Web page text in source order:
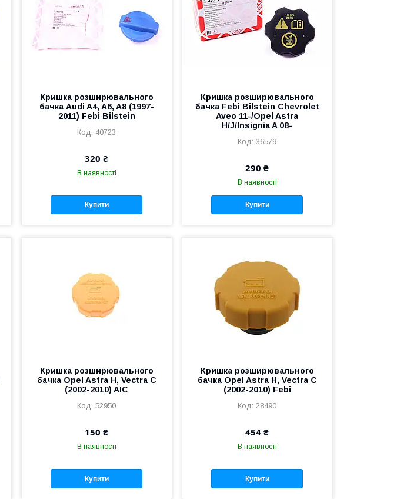
Кришка розширювального
бачка Audi A4, A6, A8 (1997-
2011) Febi Bilstein
40723
320 ₴
В наявності
Купити
Кришка розширювального
бачка Febi Bilstein Chevrolet
Aveo 11-/Opel Astra
H/J/Insignia A 08-
36579
290 ₴
В наявності
Купити
Кришка розширювального
бачка Opel Astra H, Vectra C
(2002-2010) AIC
52950
150 ₴
В наявності
Купити
Кришка розширювального
бачка Opel Astra H, Vectra C
(2002-2010) Febi
28490
454 ₴
В наявності
Купити